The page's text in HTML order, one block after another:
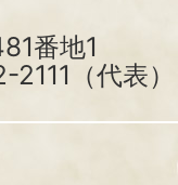
番地1
（代表）